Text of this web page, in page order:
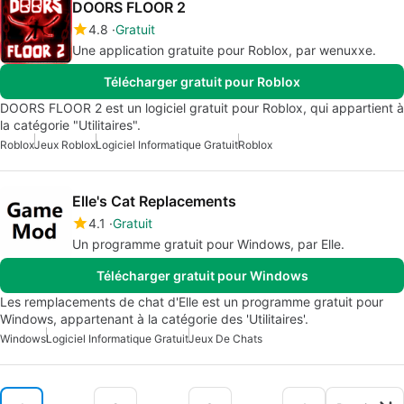
DOORS FLOOR 2
4.8 Gratuit
Une application gratuite pour Roblox, par wenuxxe.
Télécharger gratuit pour Roblox
DOORS FLOOR 2 est un logiciel gratuit pour Roblox, qui appartient à
la catégorie "Utilitaires".
RobloxJeux RobloxLogiciel Informatique GratuitRoblox
Elle's Cat Replacements
4.1 Gratuit
Un programme gratuit pour Windows, par Elle.
Télécharger gratuit pour Windows
Les remplacements de chat d'Elle est un programme gratuit pour
Windows, appartenant à la catégorie des 'Utilitaires'.
WindowsLogiciel Informatique GratuitJeux De Chats